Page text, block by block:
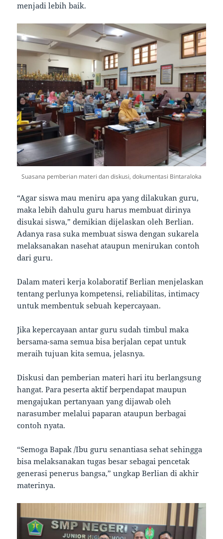
menjadi lebih baik.
Suasana pemberian materi dan diskusi, dokumentasi Bintaraloka
“Agar siswa mau meniru apa yang dilakukan guru,
maka lebih dahulu guru harus membuat dirinya
disukai siswa,” demikian dijelaskan oleh Berlian.
Adanya rasa suka membuat siswa dengan sukarela
melaksanakan nasehat ataupun menirukan contoh
dari guru.
Dalam materi kerja kolaboratif Berlian menjelaskan
tentang perlunya kompetensi, reliabilitas, intimacy
untuk membentuk sebuah kepercayaan.
Jika kepercayaan antar guru sudah timbul maka
bersama-sama semua bisa berjalan cepat untuk
meraih tujuan kita semua, jelasnya.
Diskusi dan pemberian materi hari itu berlangsung
hangat. Para peserta aktif berpendapat maupun
mengajukan pertanyaan yang dijawab oleh
narasumber melalui paparan ataupun berbagai
contoh nyata.
“Semoga Bapak /Ibu guru senantiasa sehat sehingga
bisa melaksanakan tugas besar sebagai pencetak
generasi penerus bangsa,” ungkap Berlian di akhir
materinya.